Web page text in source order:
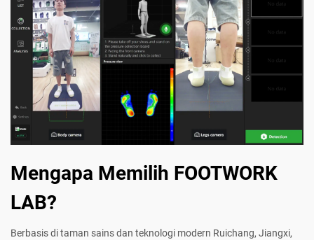
Mengapa Memilih FOOTWORK
LAB?
Berbasis di taman sains dan teknologi modern Ruichang, Jiangxi,